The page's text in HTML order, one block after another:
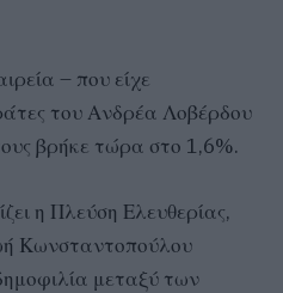
– που είχε
του Ανδρέα Λοβέρδου
βρήκε τώρα στο 1,6%.
η Πλεύση Ελευθερίας,
Κωνσταντοπούλου
μεταξύ των